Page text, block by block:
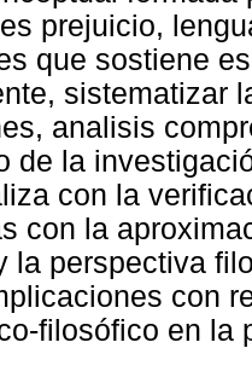
prejuicio,
que sostiene
sistematizar
analisis
de la
con la
con la
la perspectiva
con
filosófico en la